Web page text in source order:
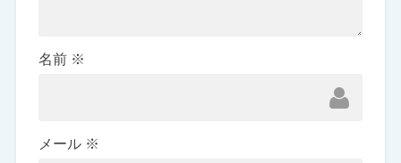
名前 ※
メール ※